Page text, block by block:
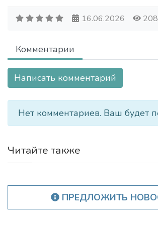
16.06.2026 208
Комментарии
Написать комментарий
Нет комментариев. Ваш будет
Читайте также
ПРЕДЛОЖИТЬ